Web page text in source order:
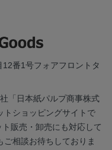
番1号フォアフロントタ
「日本紙パルプ商事株式
トショッピングサイトで
販売・卸売にも対応して
相談お待ちしておりま